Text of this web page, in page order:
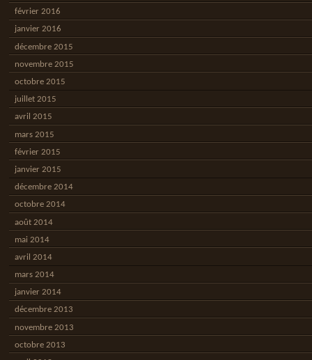
février 2016
janvier 2016
décembre 2015
novembre 2015
octobre 2015
juillet 2015
avril 2015
mars 2015
février 2015
janvier 2015
décembre 2014
octobre 2014
août 2014
mai 2014
avril 2014
mars 2014
janvier 2014
décembre 2013
novembre 2013
octobre 2013